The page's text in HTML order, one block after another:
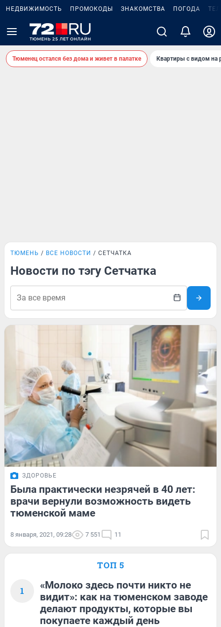
НЕДВИЖИМОСТЬ ПРОМОКОДЫ ЗНАКОМСТВА ПОГОДА
Тюменец остался без дома и живет в палатке Квартиры с видом на
ТЮМЕНЬ ВСЕ НОВОСТИ СЕТЧАТКА
Новости по тэгу Сетчатка
ЗДОРОВЬЕ
Была практически незрячей в 40 лет:
врачи вернули возможность видеть
тюменской маме
8 января, 2021, 09:28 7 551 11
ТОП 5
1
«Молоко здесь почти никто не
видит»: как на тюменском заводе
делают продукты, которые вы
покупаете каждый день